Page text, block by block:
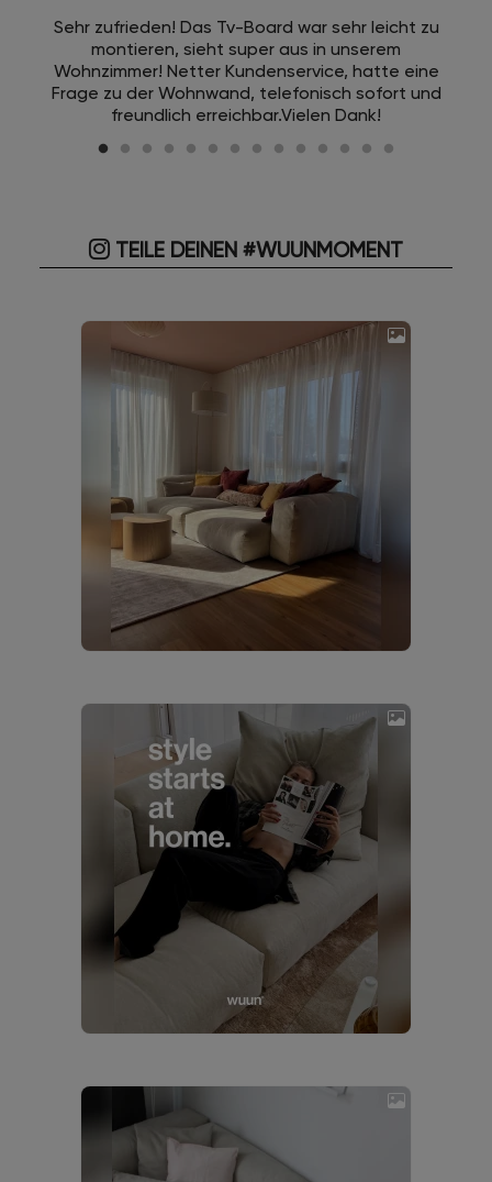
Sehr zufrieden! Das Tv-Board war sehr leicht zu
montieren, sieht super aus in unserem
Wohnzimmer! Netter Kundenservice, hatte eine
Frage zu der Wohnwand, telefonisch sofort und
freundlich erreichbar.Vielen Dank!
TEILE DEINEN #WUUNMOMENT